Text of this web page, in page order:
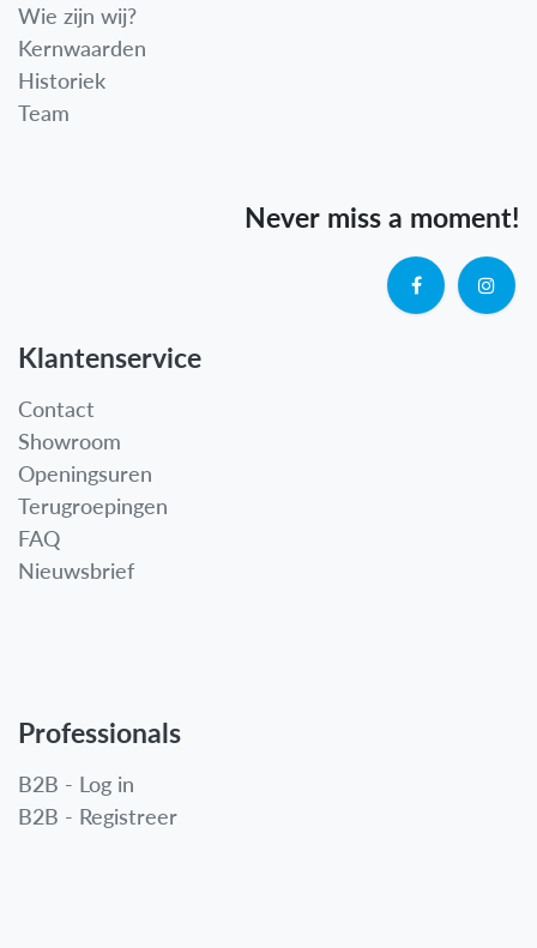
Wie zijn wij?
Kernwaarden
Historiek
Team
Never miss a moment!
Klantenservice
Contact
Showroom
Openingsuren
Terugroepingen
FAQ
Nieuwsbrief
Professionals
B2B - Log in
B2B - Registreer